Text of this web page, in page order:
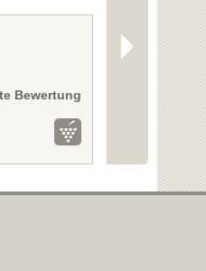
Bewertung
3743 Röschitz
Bezirk: Horn
INFOS